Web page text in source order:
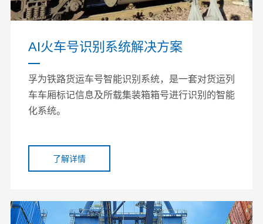
AI火车号识别系统解决方案
孚为铁路货运车号智能识别系统，是一套对货运列
车车厢标记信息及所载集装箱箱号进行识别的智能
化系统。
了解详情